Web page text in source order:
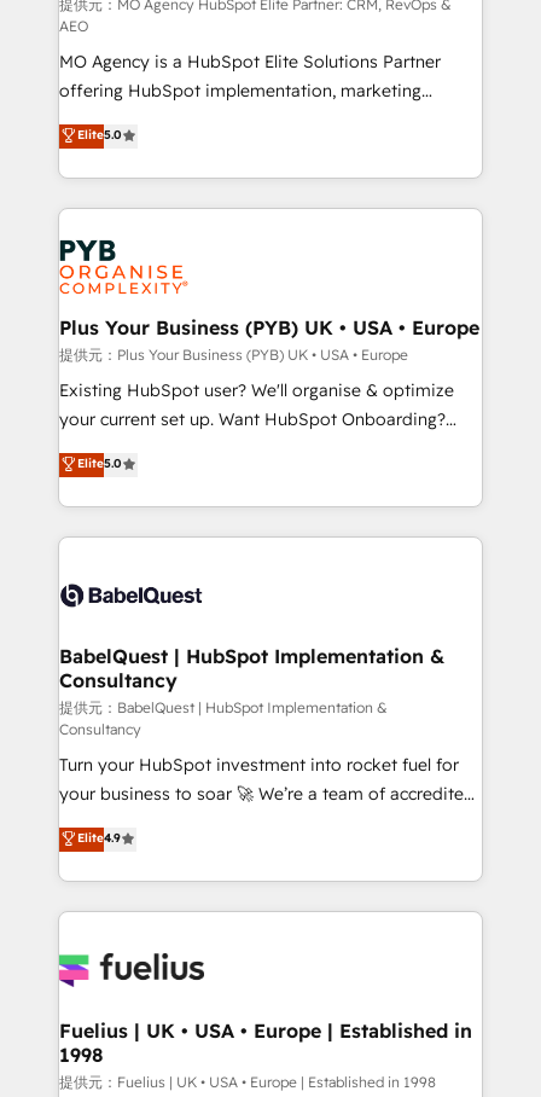
route to your revenue goals. We have successfully
supported over 500 organisations with HubSpot
implementation, optimisation, training, and
adoption assurance. Our tried and tested Roadmap
methodology will ensure that you receive the best
deployment experience possible. Whether you are
new to HubSpot or seeking to turn around a poor
install, our team have the change management
expertise to deliver the solutions you need.
提供元：MO Agency HubSpot Elite Partner: CRM, RevOps &
AEO
MO Agency is a HubSpot Elite Solutions Partner
offering HubSpot implementation, marketing
automation, CRM and RevOps consulting, data
architecture, sales enablement, lifecycle automation,
lead scoring and revenue reporting. HubSpot,
Salesforce and integrated enterprise stacks. Digital
Marketing, Answer Engine Optimisation, and
Generative Engine Optimisation (AI Search),
HubSpot Content Hub, WordPress development,
B2B SEO, paid media, and content. We work with
enterprise and growth-led companies across
technology, professional services, financial services
and industrial sectors. Offices in Johannesburg, Cape
implementations delivered. AI visibility coverage
across ChatGPT, Claude, Perplexity, Gemini and
Innovation HubSpot Impact Award - Platform
Migration Excellence HubSpot Impact Award -
professionals.
Elite5.0
Plus Your Business (PYB) UK • USA • Europe
提供元：Plus Your Business (PYB) UK • USA • Europe
Existing HubSpot user? We'll organise & optimize
your current set up. Want HubSpot Onboarding?
We'll customise your CRM & automate your business
processes. Welcome to our Profile! We can help
with... • CRM implementation, reports & workflows,
and team training • CRM migration: Salesforce,
Custom API integrations & ERP systems inc. SAP and
super skilled members) • 150+ Clients for Sales Hub,
Marketing Hub, Service Hub, Data Hub and Website
(CMS) • ISO/IEC 27001:2022, ISO 9001:2015 and
now... ISO 42001: 2023 certified • Exclusive AI
'GuardHub' governance framework, based on ISO
42001 - helping you 'organise complexity' 𝗥𝗲𝗮𝗱𝘆
𝗳𝗼𝗿 𝘁𝗵𝗲 𝗻𝗲𝘅𝘁 𝘀𝘁𝗲𝗽? Click the 👈 '𝗖𝗼𝗻𝘁𝗮𝗰𝘁
𝗯𝘂𝘀𝗶𝗻𝗲𝘀𝘀' button to get in touch (𝘸𝘦'𝘳𝘦 𝘴𝘶𝘱𝘦𝘳
𝘳𝘦𝘴𝘱𝘰𝘯𝘴𝘪𝘷𝘦)
Elite5.0
BabelQuest | HubSpot Implementation &
Consultancy
提供元：BabelQuest | HubSpot Implementation &
Consultancy
Turn your HubSpot investment into rocket fuel for
your business to soar 🚀 We’re a team of accredited
HubSpot experts ready to help you. We can
implement the platform into complex business
environments, optimise what you've got and make
sure you can actually use it, build your website in
for you and execute it on HubSpot. We are on the
framework, meaning we've been accredited by
HubSpot and vetted by the CCS, which means we
can support public sector companies as well the
Elite4.9
Fuelius | UK • USA • Europe | Established in
1998
提供元：Fuelius | UK • USA • Europe | Established in 1998